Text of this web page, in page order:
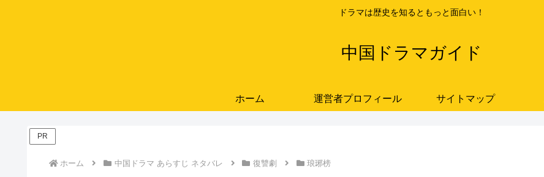
ドラマは歴史を知るともっと面白い！
中国ドラマガイド
ホーム 運営者プロフィール サイトマップ
PR
ホーム 中国ドラマ あらすじ ネタバレ 復讐劇 琅琊榜